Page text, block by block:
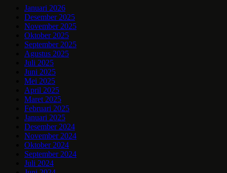
Januari 2026
Desember 2025
November 2025
Oktober 2025
September 2025
Agustus 2025
Juli 2025
Juni 2025
Mei 2025
April 2025
Maret 2025
Februari 2025
Januari 2025
Desember 2024
November 2024
Oktober 2024
September 2024
Juli 2024